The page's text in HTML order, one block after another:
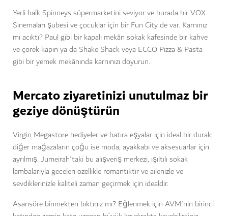
Yerli halk Spinneys süpermarketini seviyor ve burada bir VOX
Sinemaları şubesi ve çocuklar için bir Fun City de var. Karnınız
mı acıktı? Paul gibi bir kapalı mekân sokak kafesinde bir kahve
ve çörek kapın ya da Shake Shack veya ECCO Pizza & Pasta
gibi bir yemek mekânında karnınızı doyurun.
Mercato ziyaretinizi unutulmaz bir
geziye dönüştürün
Virgin Megastore hediyeler ve hatıra eşyalar için ideal bir durak;
diğer mağazaların çoğu ise moda, ayakkabı ve aksesuarlar için
ayrılmış. Jumeirah'taki bu alışveriş merkezi, ışıltılı sokak
lambalarıyla geceleri özellikle romantiktir ve ailenizle ve
sevdiklerinizle kaliteli zaman geçirmek için idealdir.
Asansöre binmekten bıktınız mı? Eğlenmek için AVM'nin birinci